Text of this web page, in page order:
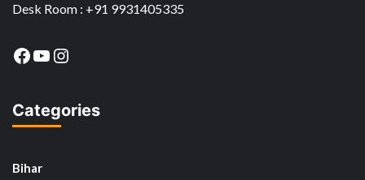
Desk Room : +91 9931405335
Facebook
YouTube
Instagram
Categories
Bihar